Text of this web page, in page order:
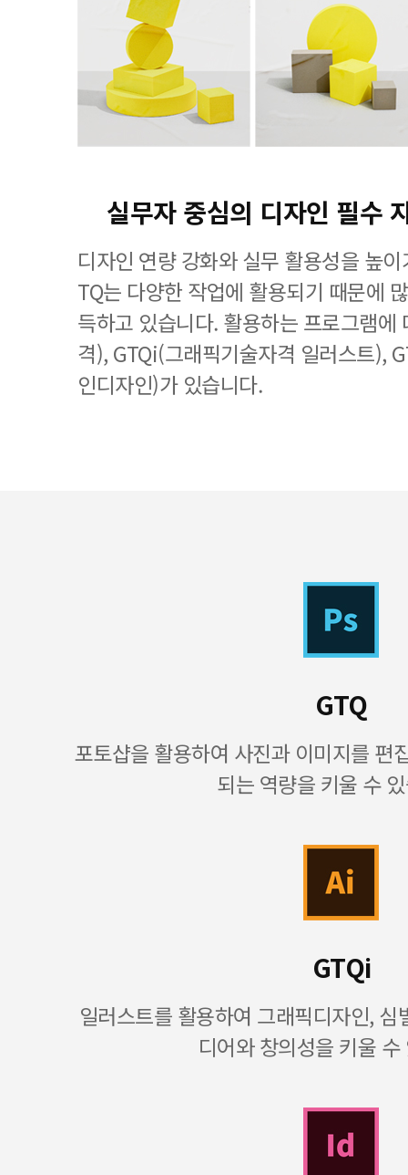
실무자 중심의 디자인 필수
디자인 연량 강화와 실무 활용성을 높
TQ는 다양한 작업에 활용되기 때문에
득하고 있습니다. 활용하는 프로그램에
격), GTQi(그래픽기술자격 일러스트),
인디자인)가 있습니다.
GTQ
포토샵을 활용하여 사진과 이미지를 편
되는 역량을 키울 수
GTQi
일러스트를 활용하여 그래픽디자인,
디어와 창의성을 키울 수